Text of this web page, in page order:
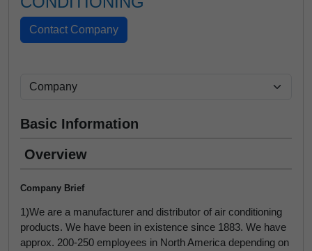
Basic Information
Overview
Company Brief
1)We are a manufacturer and distributor of air conditioning
products. We have been in existence since 1883. We have
approx. 200-250 employees in North America depending on